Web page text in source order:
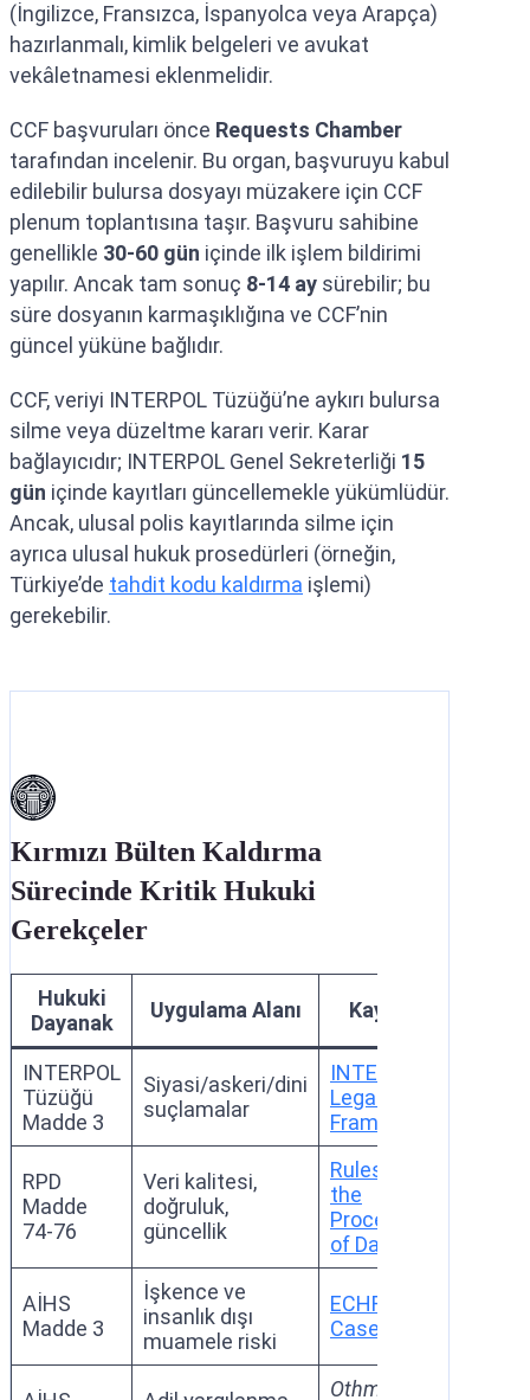
(İngilizce, Fransızca, İspanyolca veya Arapça)
hazırlanmalı, kimlik belgeleri ve avukat
vekâletnamesi eklenmelidir.
CCF başvuruları önce Requests Chamber
tarafından incelenir. Bu organ, başvuruyu kabul
edilebilir bulursa dosyayı müzakere için CCF
plenum toplantısına taşır. Başvuru sahibine
genellikle 30-60 gün içinde ilk işlem bildirimi
yapılır. Ancak tam sonuç 8-14 ay sürebilir; bu
süre dosyanın karmaşıklığına ve CCF’nin
güncel yüküne bağlıdır.
CCF, veriyi INTERPOL Tüzüğü’ne aykırı bulursa
silme veya düzeltme kararı verir. Karar
bağlayıcıdır; INTERPOL Genel Sekreterliği 15
gün içinde kayıtları güncellemekle yükümlüdür.
Ancak, ulusal polis kayıtlarında silme için
ayrıca ulusal hukuk prosedürleri (örneğin,
Türkiye’de tahdit kodu kaldırma işlemi)
gerekebilir.
Kırmızı Bülten Kaldırma
Sürecinde Kritik Hukuki
Gerekçeler
Hukuki
Dayanak
Uygulama Alanı Kaynak
INTERPOL
Tüzüğü
Madde 3
Siyasi/askeri/dini
suçlamalar
INTERPOL
Legal
Framework
RPD
Madde
74-76
Veri kalitesi,
doğruluk,
güncellik
Rules on
the
Processing
of Data
AİHS
Madde 3
İşkence ve
insanlık dışı
muamele riski
ECHR
Case-Law
Othman v.